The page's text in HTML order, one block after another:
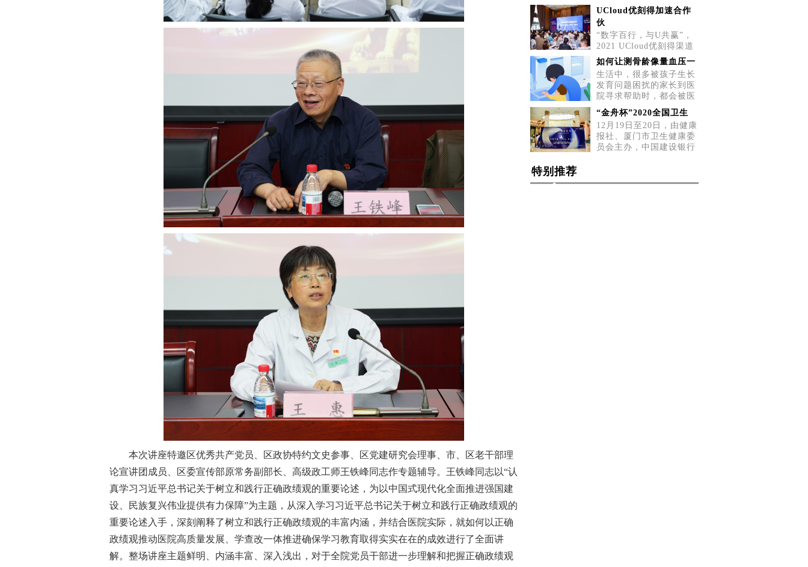
本次讲座特邀区优秀共产党员、区政协特约文史参事、区党建研究会理事、市、区老干部理
论宣讲团成员、区委宣传部原常务副部长、高级政工师王铁峰同志作专题辅导。王铁峰同志以“认
真学习习近平总书记关于树立和践行正确政绩观的重要论述，为以中国式现代化全面推进强国建
设、民族复兴伟业提供有力保障”为主题，从深入学习习近平总书记关于树立和践行正确政绩观的
重要论述入手，深刻阐释了树立和践行正确政绩观的丰富内涵，并结合医院实际，就如何以正确
政绩观推动医院高质量发展、学查改一体推进确保学习教育取得实实在在的成效进行了全面讲
解。整场讲座主题鲜明、内涵丰富、深入浅出，对于全院党员干部进一步理解和把握正确政绩观
UCloud优刻得加速合作
伙
“数字百行，与U共赢”，
2021 UCloud优刻得渠道
招募会五城巡展第二站，
5月2
如何让测骨龄像量血压一
生活中，很多被孩子生长
发育问题困扰的家长到医
院寻求帮助时，都会被医
生告
“金舟杯”2020全国卫生
12月19日至20日，由健康
报社、厦门市卫生健康委
员会主办，中国建设银行
特别推荐